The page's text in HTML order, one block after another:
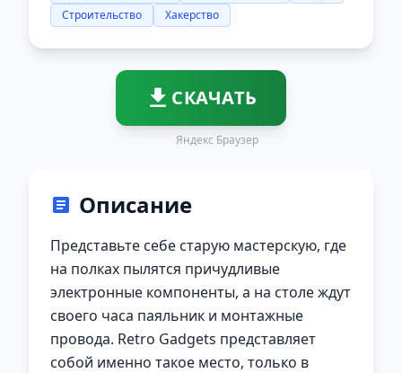
Строительство
Хакерство
СКАЧАТЬ
Яндекс Браузер
Описание
Представьте себе старую мастерскую, где
на полках пылятся причудливые
электронные компоненты, а на столе ждут
своего часа паяльник и монтажные
провода. Retro Gadgets представляет
собой именно такое место, только в